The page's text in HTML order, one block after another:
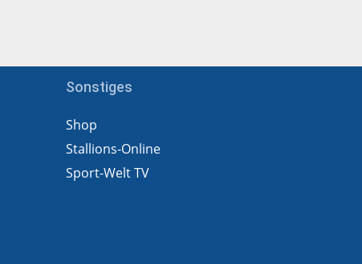
Sonstiges
Shop
Stallions-Online
Sport-Welt TV